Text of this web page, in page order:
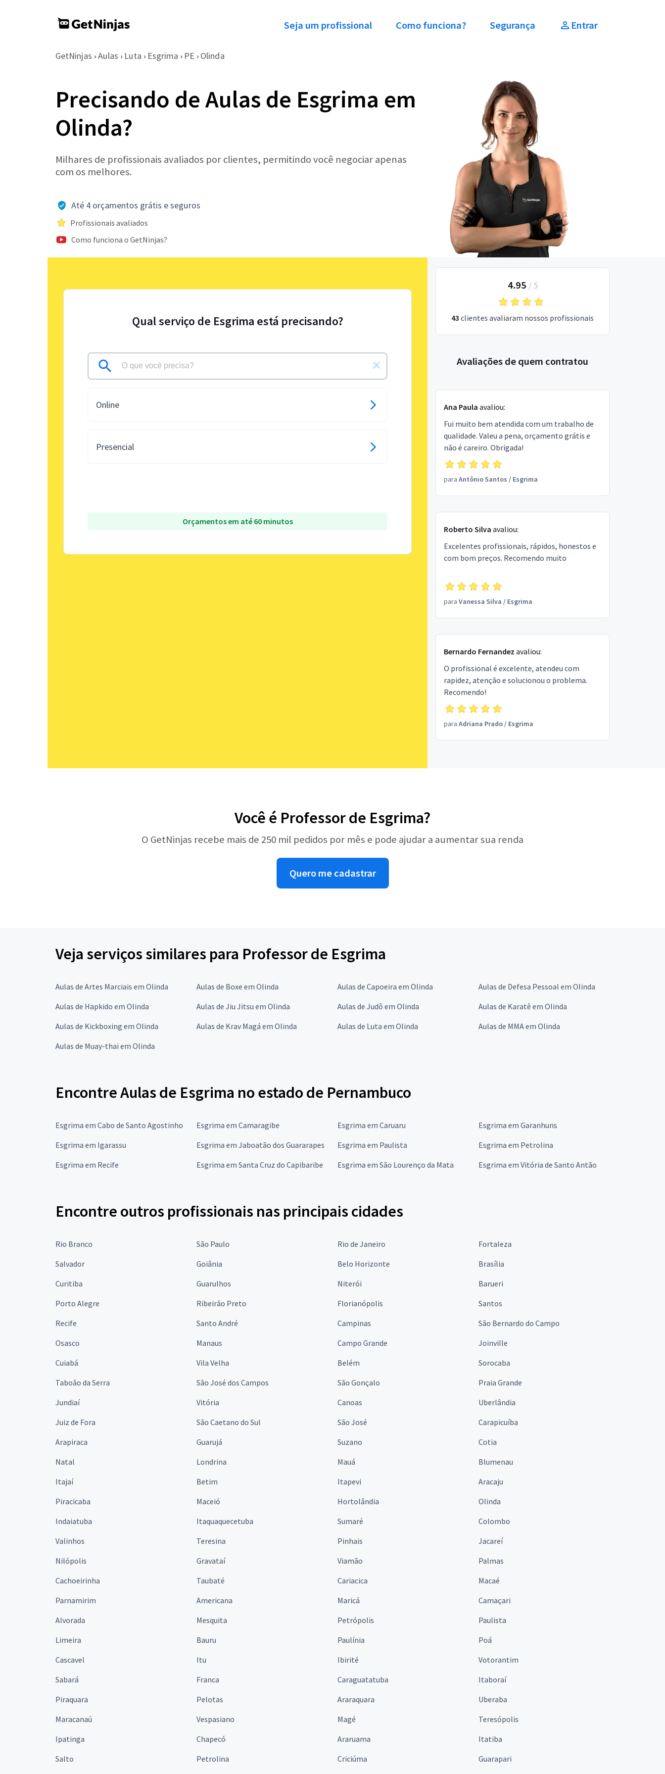
Seja um profissional Como funciona? Segurança Entrar
GetNinjas › Aulas › Luta › Esgrima › PE › Olinda
Precisando de Aulas de Esgrima em
Olinda?
Milhares de profissionais avaliados por clientes, permitindo você negociar apenas
com os melhores.
Até 4 orçamentos grátis e seguros
Profissionais avaliados
Como funciona o GetNinjas?
Qual serviço de Esgrima está precisando?
Online
Presencial
Orçamentos em até 60 minutos
4.95 / 5
43 clientes avaliaram nossos profissionais
Avaliações de quem contratou
Ana Paula avaliou:
Fui muito bem atendida com um trabalho de
qualidade. Valeu a pena, orçamento grátis e
não é careiro. Obrigada!
para Antônio Santos / Esgrima
Roberto Silva avaliou:
Excelentes profissionais, rápidos, honestos e
com bom preços. Recomendo muito
para Vanessa Silva / Esgrima
Bernardo Fernandez avaliou:
O profissional é excelente, atendeu com
rapidez, atenção e solucionou o problema.
Recomendo!
para Adriana Prado/ Esgrima
Você é Professor de Esgrima?
O GetNinjas recebe mais de 250 mil pedidos por mês e pode ajudar a aumentar sua renda
Quero me cadastrar
Veja serviços similares para Professor de Esgrima
Aulas de Artes Marciais em Olinda Aulas de Boxe em Olinda Aulas de Capoeira em Olinda
Aulas de Defesa Pessoal em Olinda
Aulas de Hapkido em Olinda
Aulas de Jiu Jitsu em Olinda Aulas de Judô em Olinda
Aulas de Karatê em Olinda
Aulas de Kickboxing em Olinda
Aulas de Krav Magá em Olinda Aulas de Luta em Olinda
Aulas de MMA em Olinda
Aulas de Muay-thai em Olinda
Encontre Aulas de Esgrima no estado de Pernambuco
Esgrima em Cabo de Santo Agostinho Esgrima em Camaragibe Esgrima em Caruaru
Esgrima em Garanhuns
Esgrima em Igarassu
Esgrima em Jaboatão dos Guararapes Esgrima em Paulista
Esgrima em Petrolina
Esgrima em Recife
Esgrima em Santa Cruz do Capibaribe Esgrima em São Lourenço da Mata Esgrima em Vitória de Santo Antão
Encontre outros profissionais nas principais cidades
Rio Branco São Paulo Rio de Janeiro
Fortaleza
Salvador
Goiânia Belo Horizonte
Brasília
Curitiba
Guarulhos Niterói
Barueri
Porto Alegre
Ribeirão Preto Florianópolis
Santos
Recife
Santo André Campinas
São Bernardo do Campo
Osasco
Manaus Campo Grande
Joinville
Cuiabá
Vila Velha Belém
Sorocaba
Taboão da Serra
São José dos Campos São Gonçalo
Praia Grande
Jundiaí
Vitória Canoas
Uberlândia
Juiz de Fora
São Caetano do Sul São José
Carapicuíba
Arapiraca
Guarujá Suzano
Cotia
Natal
Londrina Mauá
Blumenau
Itajaí
Betim Itapevi
Aracaju
Piracicaba
Maceió Hortolândia
Olinda
Indaiatuba
Itaquaquecetuba Sumaré
Colombo
Valinhos
Teresina Pinhais
Jacareí
Nilópolis
Gravataí Viamão
Palmas
Cachoeirinha
Taubaté Cariacica
Macaé
Parnamirim
Americana Maricá
Camaçari
Alvorada
Mesquita Petrópolis
Paulista
Limeira
Bauru Paulínia
Poá
Cascavel
Itu Ibirité
Votorantim
Sabará
Franca Caraguatatuba
Itaboraí
Piraquara
Pelotas Araraquara
Uberaba
Maracanaú
Vespasiano Magé
Teresópolis
Ipatinga
Chapecó Araruama
Itatiba
Salto
Petrolina Criciúma
Guarapari